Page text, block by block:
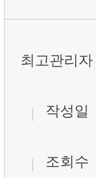
최고관리자
작성일
조회수